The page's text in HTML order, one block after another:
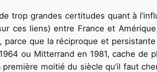
trop grandes certitudes quant à
ces liens) entre France et
que la réciproque et
ou Mitterrand en 1981, cache
moitié du siècle qu’il faut